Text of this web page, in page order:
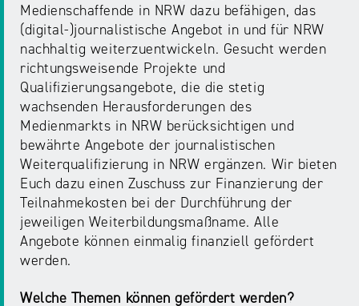
Desinformation
Medienvielfalt
am
Standort
NRW
Werbung
Medienscouts
Convention
Medienversammlung
Preis
für
mediale
Partizipation
Roadshow
gegen
Desinformation
Kontakt
&
Anfahrt
Medienschaffende in NRW dazu befähigen, das
(digital-)journalistische Angebot in und für NRW
nachhaltig weiterzuentwickeln. Gesucht werden
richtungsweisende Projekte und
Qualifizierungsangebote, die die stetig
wachsenden Herausforderungen des
Medienmarkts in NRW berücksichtigen und
bewährte Angebote der journalistischen
Weiterqualifizierung in NRW ergänzen. Wir bieten
Euch dazu einen Zuschuss zur Finanzierung der
Teilnahmekosten bei der Durchführung der
jeweiligen Weiterbildungsmaßname. Alle
Angebote können einmalig finanziell gefördert
werden.
Welche Themen können gefördert werden?